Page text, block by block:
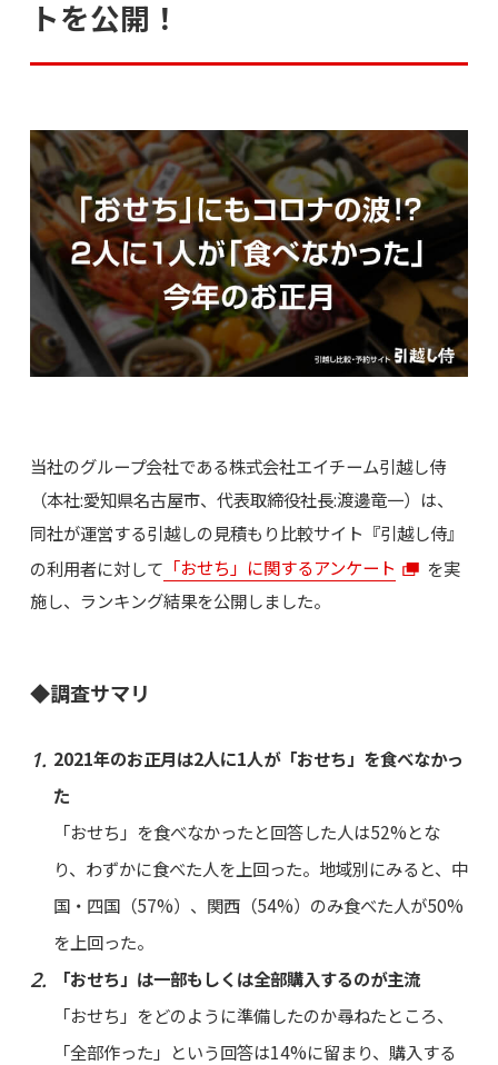
トを公開！
当社のグループ会社である株式会社エイチーム引越し侍
（本社:愛知県名古屋市、代表取締役社長:渡邊竜一）は、
同社が運営する引越しの見積もり比較サイト『引越し侍』
の利用者に対して 「おせち」に関するアンケート
を実
施し、ランキング結果を公開しました。
◆調査サマリ
2021年のお正月は2人に1人が「おせち」を食べなかっ
た
「おせち」を食べなかったと回答した人は52%とな
り、わずかに食べた人を上回った。地域別にみると、中
国・四国（57%）、関西（54%）のみ食べた人が50%
を上回った。
「おせち」は一部もしくは全部購入するのが主流
「おせち」をどのように準備したのか尋ねたところ、
「全部作った」という回答は14%に留まり、購入する